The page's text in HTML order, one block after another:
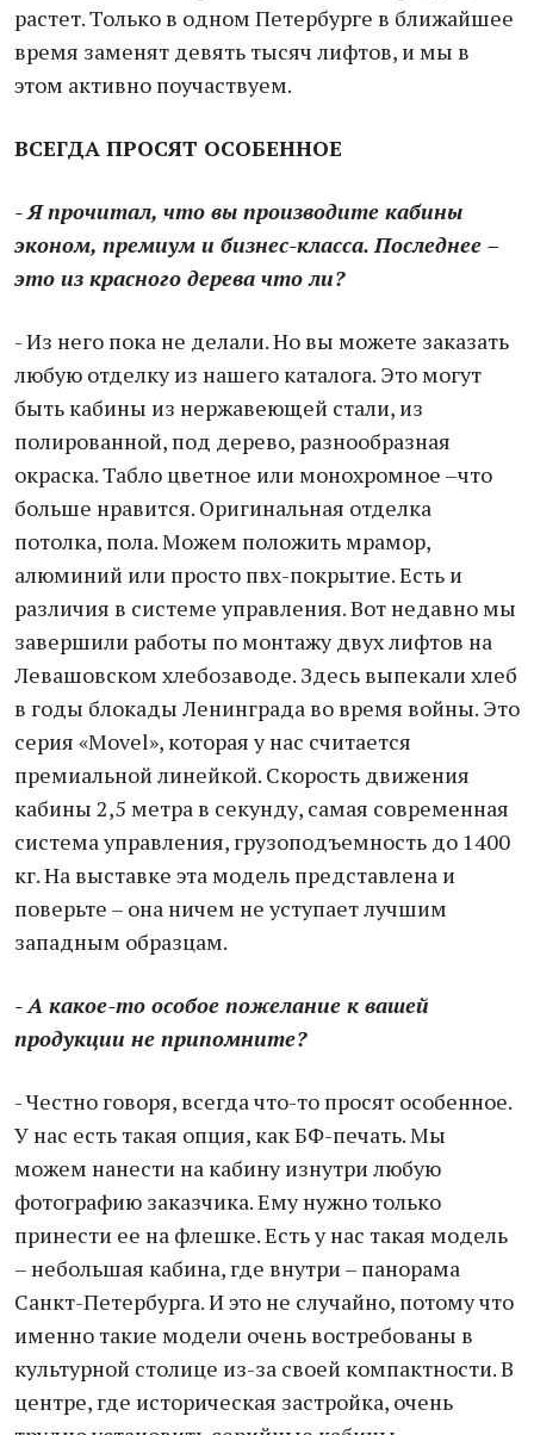
растет. Только в одном Петербурге в ближайшее
время заменят девять тысяч лифтов, и мы в
этом активно поучаствуем.
ВСЕГДА ПРОСЯТ ОСОБЕННОЕ
- Я прочитал, что вы производите кабины
эконом, премиум и бизнес-класса. Последнее –
это из красного дерева что ли?
- Из него пока не делали. Но вы можете заказать
любую отделку из нашего каталога. Это могут
быть кабины из нержавеющей стали, из
полированной, под дерево, разнообразная
окраска. Табло цветное или монохромное –что
больше нравится. Оригинальная отделка
потолка, пола. Можем положить мрамор,
алюминий или просто пвх-покрытие. Есть и
различия в системе управления. Вот недавно мы
завершили работы по монтажу двух лифтов на
Левашовском хлебозаводе. Здесь выпекали хлеб
в годы блокады Ленинграда во время войны. Это
серия «Movel», которая у нас считается
премиальной линейкой. Скорость движения
кабины 2,5 метра в секунду, самая современная
система управления, грузоподъемность до 1400
кг. На выставке эта модель представлена и
поверьте – она ничем не уступает лучшим
западным образцам.
- А какое-то особое пожелание к вашей
продукции не припомните?
- Честно говоря, всегда что-то просят особенное.
У нас есть такая опция, как БФ-печать. Мы
можем нанести на кабину изнутри любую
фотографию заказчика. Ему нужно только
принести ее на флешке. Есть у нас такая модель
– небольшая кабина, где внутри – панорама
Санкт-Петербурга. И это не случайно, потому что
именно такие модели очень востребованы в
культурной столице из-за своей компактности. В
центре, где историческая застройка, очень